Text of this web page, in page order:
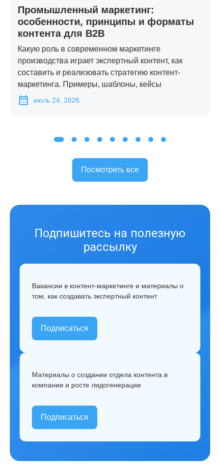
Промышленный маркетинг:
особенности, принципы и форматы
контента для B2B
Какую роль в современном маркетинге
производства играет экспертный контент, как
составить и реализовать стратегию контент-
маркетинга. Примеры, шаблоны, кейсы
июль 24, 2026
Посмотреть все
Подпишитесь на полезную
рассылку
Вакансии в контент-маркетинге и материалы о
том, как создавать экспертный контент
Подписаться
Материалы о создании отдела контента в
компании и росте лидогенерации
Подписаться